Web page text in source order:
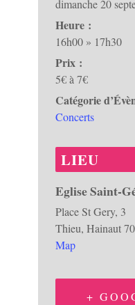
dimanche 20
Heure :
16h00 » 17h30
Prix :
5€ à 7€
Catégorie
Concerts
LIEU
Eglise Saint-
Place St Gery, 3
Thieu, Hainaut
Map
+